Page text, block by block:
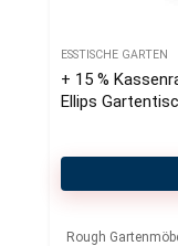
ESSTISCHE GARTEN
+ 15 %
Ellips
Rough